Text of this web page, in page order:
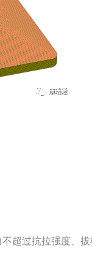
超过抗拉强度、